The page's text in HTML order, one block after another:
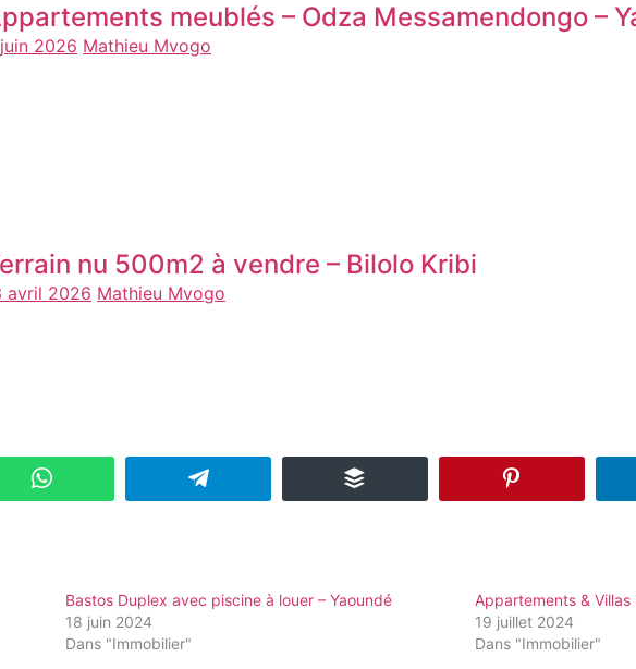
meublés – Odza Messamendongo –
2026 Mathieu Mvogo
nu 500m2 à vendre – Bilolo Kribi
avril 2026 Mathieu Mvogo
Bastos Duplex avec piscine à louer – Yaoundé
18 juin 2024
Dans "Immobilier"
Appartements & Villas
19 juillet 2024
Dans "Immobilier"